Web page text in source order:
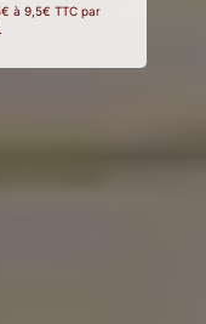
à 9,5€ TTC par